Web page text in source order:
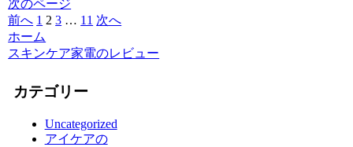
次のページ
前へ 1 2 3 … 11 次へ
ホーム
スキンケア家電のレビュー
カテゴリー
Uncategorized
アイケアの